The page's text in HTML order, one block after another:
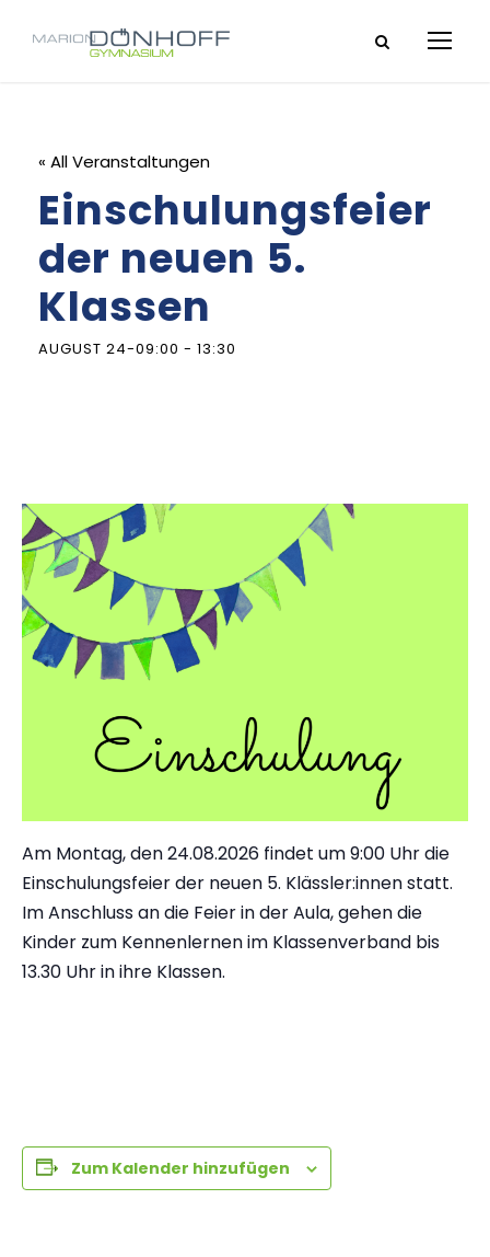
« All Veranstaltungen
Einschulungsfeier
der neuen 5.
Klassen
AUGUST 24-09:00 - 13:30
Am Montag, den 24.08.2026 findet um 9:00 Uhr die
Einschulungsfeier der neuen 5. Klässler:innen statt.
Im Anschluss an die Feier in der Aula, gehen die
Kinder zum Kennenlernen im Klassenverband bis
13.30 Uhr in ihre Klassen.
Zum Kalender hinzufügen